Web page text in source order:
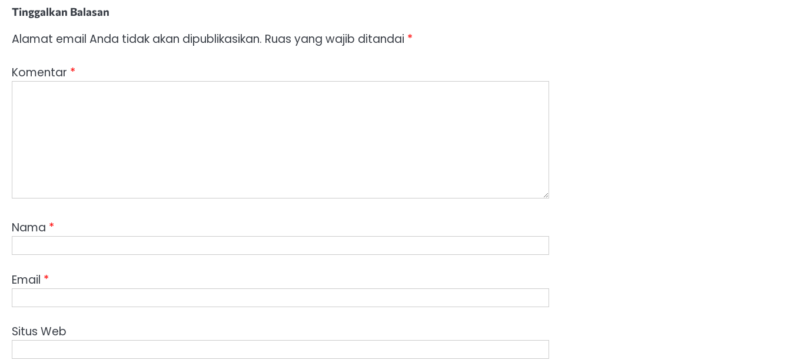
Tinggalkan Balasan
Alamat email Anda tidak akan dipublikasikan. Ruas yang wajib ditandai *
Komentar *
Nama *
Email *
Situs Web